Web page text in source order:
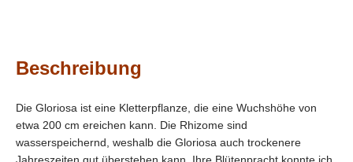
Beschreibung
Die Gloriosa ist eine Kletterpflanze, die eine Wuchshöhe von
etwa 200 cm ereichen kann. Die Rhizome sind
wasserspeichernd, weshalb die Gloriosa auch trockenere